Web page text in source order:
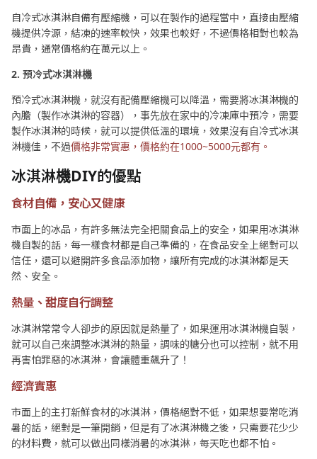
自冷式冰淇淋自備有壓縮機，可以在製作的過程當中，直接由壓縮
機提供冷源，結凍的速率較快，效果也較好，不過價格相對也較為
昂貴，通常價格約在萬元以上。
2. 預冷式冰淇淋機
預冷式冰淇淋機，就沒有配備壓縮機可以降溫，需要將冰淇淋機的
內膽（製作冰淇淋的容器），事先放在家中的冷凍庫中預冷，需要
製作冰淇淋的時候，就可以提供低溫的環境，效果沒有自冷式冰淇
淋機佳，不過價格非常實惠，價格約在1000~5000元都有。
冰淇淋機DIY的優點
食材自備，安心又健康
市面上的冰品，有許多無法完全把關食品上的安全，如果用冰淇淋
機自製的話，每一樣食材都是自己準備的，在食品安全上絕對可以
信任，還可以避開許多食品添加物，讓所有完成的冰淇淋都是天
然、安全。
熱量、甜度自行調整
冰淇淋常常令人卻步的原因就是熱量了，如果運用冰淇淋機自製，
就可以自己來調整冰淇淋的熱量，調味的糖分也可以控制，就不用
再害怕罪惡的冰淇淋，會讓體重飆升了！
經濟實惠
市面上的主打新鮮食材的冰淇淋，價格絕對不低，如果想要常吃消
暑的話，絕對是一筆開銷，但是有了冰淇淋機之後，只需要花少少
的材料費，就可以做出同樣消暑的冰淇淋，每天吃也都不怕。